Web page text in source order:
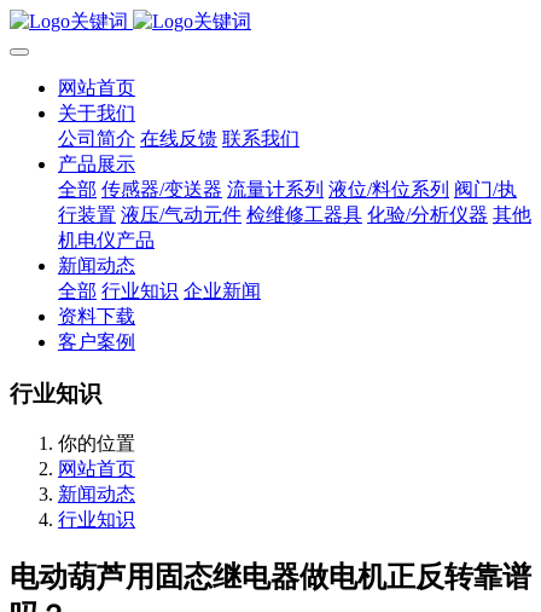
网站首页
关于我们
公司简介 在线反馈 联系我们
产品展示
全部 传感器/变送器 流量计系列 液位/料位系列 阀门/执
行装置 液压/气动元件 检维修工器具 化验/分析仪器 其他
机电仪产品
新闻动态
全部 行业知识 企业新闻
资料下载
客户案例
行业知识
你的位置
网站首页
新闻动态
行业知识
电动葫芦用固态继电器做电机正反转靠谱